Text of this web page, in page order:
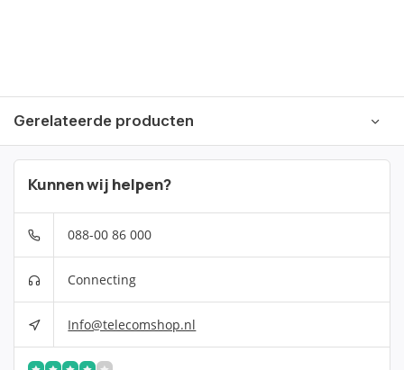
Gerelateerde producten
Kunnen wij helpen?
088-00 86 000
Connecting
Info@telecomshop.nl